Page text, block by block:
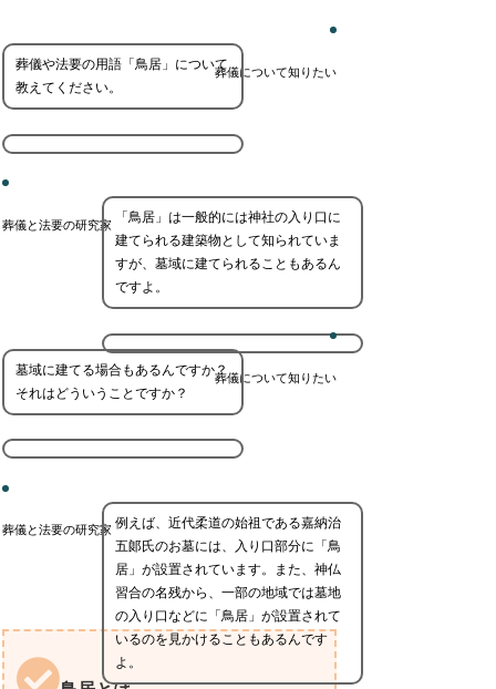
葬儀について知りたい
葬儀や法要の用語「鳥居」について
教えてください。
葬儀と法要の研究家
「鳥居」は一般的には神社の入り口に
建てられる建築物として知られていま
すが、墓域に建てられることもあるん
ですよ。
葬儀について知りたい
墓域に建てる場合もあるんですか？
それはどういうことですか？
葬儀と法要の研究家 例えば、近代柔道の始祖である嘉納治
五郞氏のお墓には、入り口部分に「鳥
居」が設置されています。また、神仏
習合の名残から、一部の地域では墓地
の入り口などに「鳥居」が設置されて
いるのを見かけることもあるんです
よ。